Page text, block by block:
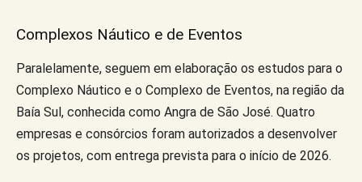
Complexos Náutico e de Eventos
Paralelamente, seguem em elaboração os estudos para o
Complexo Náutico e o Complexo de Eventos, na região da
Baía Sul, conhecida como Angra de São José. Quatro
empresas e consórcios foram autorizados a desenvolver
os projetos, com entrega prevista para o início de 2026.